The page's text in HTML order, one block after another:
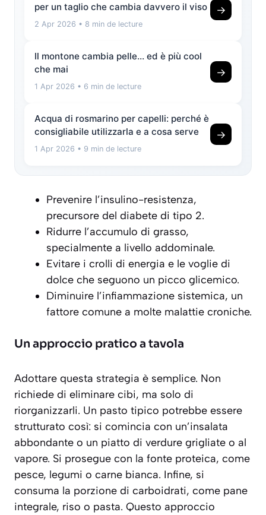
per un taglio che cambia davvero il viso
2 Apr 2026 • 8 min de lecture
→
Il montone cambia pelle… ed è più cool
che mai
1 Apr 2026 • 6 min de lecture
→
Acqua di rosmarino per capelli: perché è
consigliabile utilizzarla e a cosa serve
1 Apr 2026 • 9 min de lecture
→
Prevenire l’insulino-resistenza,
precursore del diabete di tipo 2.
Ridurre l’accumulo di grasso,
specialmente a livello addominale.
Evitare i crolli di energia e le voglie di
dolce che seguono un picco glicemico.
Diminuire l’infiammazione sistemica, un
fattore comune a molte malattie croniche.
Un approccio pratico a tavola
Adottare questa strategia è semplice. Non
richiede di eliminare cibi, ma solo di
riorganizzarli. Un pasto tipico potrebbe essere
strutturato così: si comincia con un’insalata
abbondante o un piatto di verdure grigliate o al
vapore. Si prosegue con la fonte proteica, come
pesce, legumi o carne bianca. Infine, si
consuma la porzione di carboidrati, come pane
integrale, riso o pasta. Questo approccio